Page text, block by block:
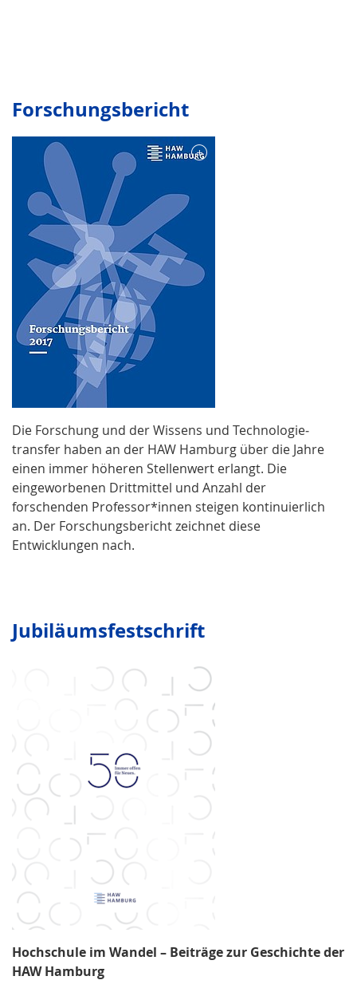
Forschungsbericht
Die Forschung und der Wissens­ und Technologie­
transfer haben an der HAW Hamburg über die Jahre
einen immer höheren Stellenwert erlangt. Die
eingeworbenen Drittmittel und Anzahl der
forschenden Professor*innen steigen kontinuierlich
an. Der Forschungsbericht zeichnet diese
Entwicklungen nach.
Jubiläumsfestschrift
Hochschule im Wandel – Beiträge zur Geschichte der
HAW Hamburg